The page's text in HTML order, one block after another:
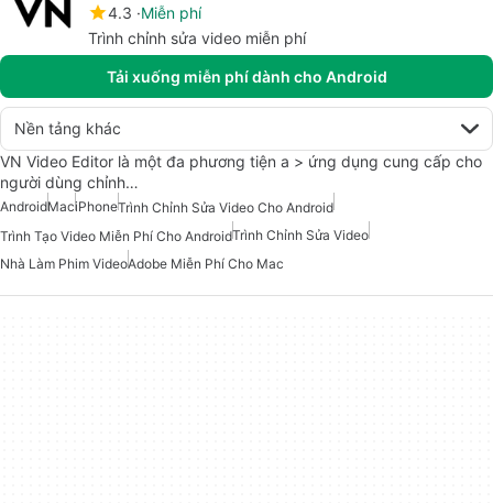
4.3 Miễn phí
Trình chỉnh sửa video miễn phí
Tải xuống miễn phí dành cho Android
Nền tảng khác
VN Video Editor là một đa phương tiện a > ứng dụng cung cấp cho
người dùng chỉnh…
AndroidMaciPhoneTrình Chỉnh Sửa Video Cho Android
Trình Tạo Video Miễn Phí Cho AndroidTrình Chỉnh Sửa Video
Nhà Làm Phim VideoAdobe Miễn Phí Cho Mac